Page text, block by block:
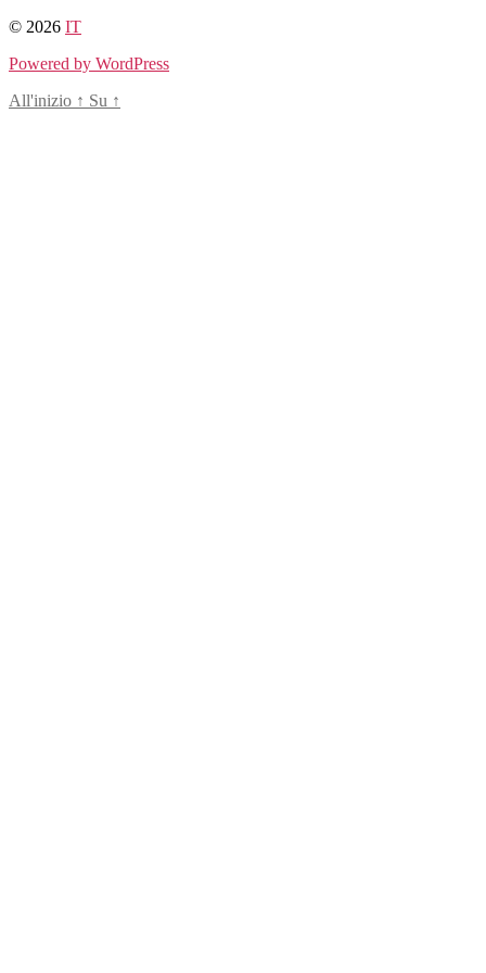
Salta
contenuto
© 2026 IT
Powered by WordPress
All'inizio ↑ Su ↑